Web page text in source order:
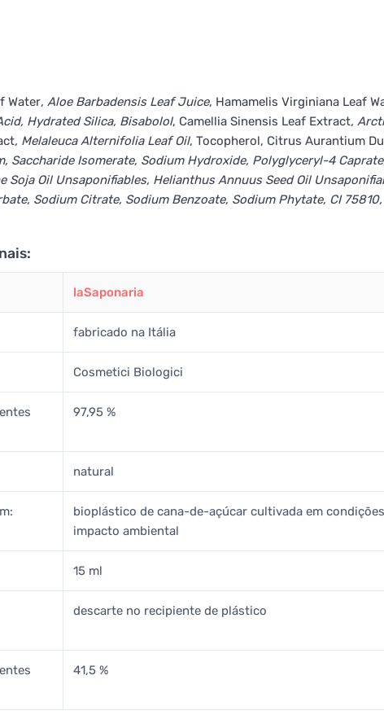
Water, Aloe Barbadensis Leaf Juice, Hamamelis Virginiana Leaf
Hydrated Silica, Bisabolol, Camellia Sinensis Leaf Extract,
, Melaleuca Alternifolia Leaf Oil, Tocopherol, Citrus Aurantium
Saccharide Isomerate, Sodium Hydroxide, Polyglyceryl-4
Soja Oil Unsaponifiables, Helianthus Annuus Seed Oil
Sodium Citrate, Sodium Benzoate, Sodium Phytate, CI
laSaponaria
fabricado na Itália
Cosmetici Biologici
97,95 %
natural
bioplástico de cana-de-açúcar cultivada em
impacto ambiental
15 ml
descarte no recipiente de plástico
41,5 %